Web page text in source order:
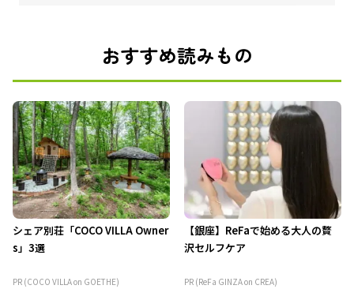
おすすめ読みもの
シェア別荘「COCO VILLA Owner
s」3選
PR (COCO VILLA on GOETHE)
【銀座】ReFaで始める大人の贅
沢セルフケア
PR (ReFa GINZA on CREA)